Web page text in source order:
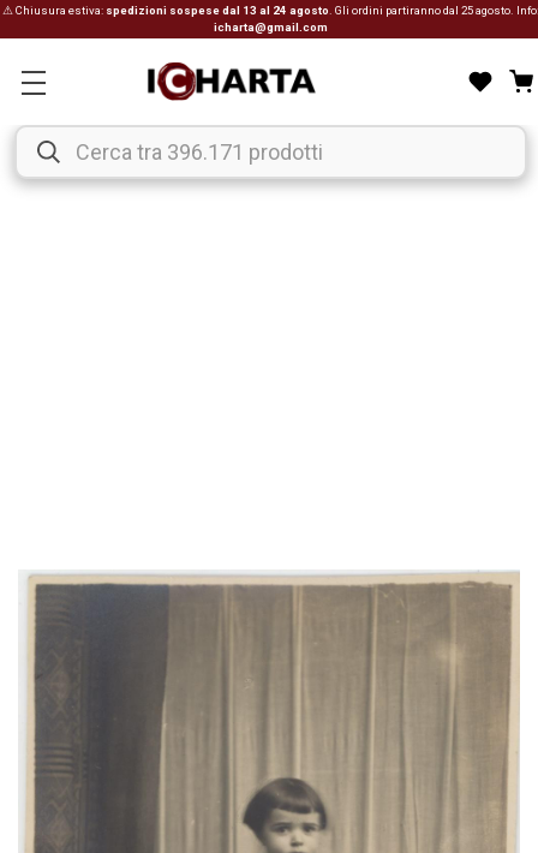
⚠ Chiusura estiva: spedizioni sospese dal 13 al 24 agosto . Gli ordini partiranno dal 25 agosto. Info:
icharta@gmail.com